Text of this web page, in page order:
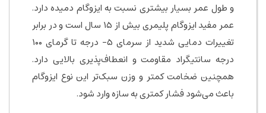
و طول عمر بسیار بیشتری نسبت به ایزوگام دمیده دارد.
عمر مفید ایزوگام پلیمری بیش از ۱۵ سال است و در برابر
تغییرات دمایی شدید از سرمای ۵- درجه تا گرمای ۱۰۰
درجه سانتیگراد مقاومت و انعطاف‌پذیری بالایی دارد.
همچنین ضخامت کمتر و وزن سبک‌تر این نوع ایزوگام
باعث می‌شود فشار کمتری به سازه وارد شود.